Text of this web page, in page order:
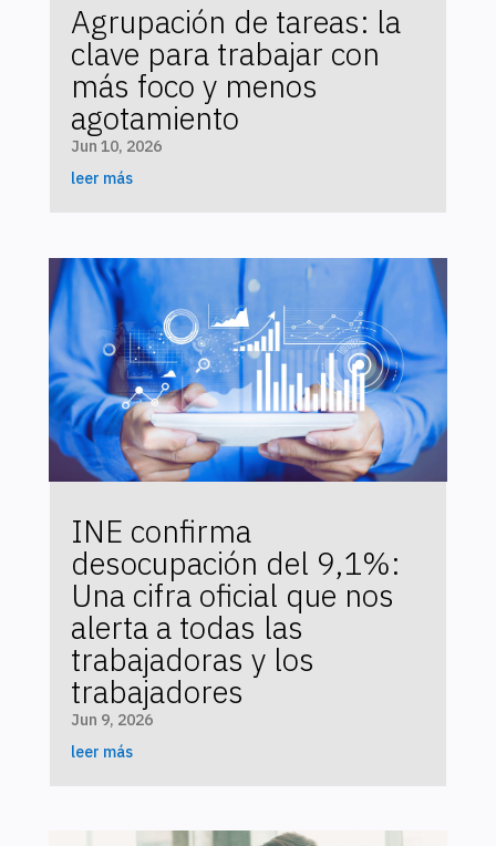
Agrupación de tareas: la
clave para trabajar con
más foco y menos
agotamiento
Jun 10, 2026
leer más
INE confirma
desocupación del 9,1%:
Una cifra oficial que nos
alerta a todas las
trabajadoras y los
trabajadores
Jun 9, 2026
leer más